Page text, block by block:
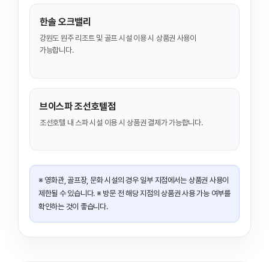
한솔 오크밸리
강원도 원주 리조트 및 골프 시설 이용 시 상품권 사용이
가능합니다.
브이스파 조선호텔점
조선호텔 내 스파 시설 이용 시 상품권 결제가 가능합니다.
※ 영화관, 골프장, 문화 시설의 경우 일부 지점에서는 상품권 사용이
제한될 수 있습니다. ※ 방문 전 해당 지점의 상품권 사용 가능 여부를
확인하는 것이 좋습니다.